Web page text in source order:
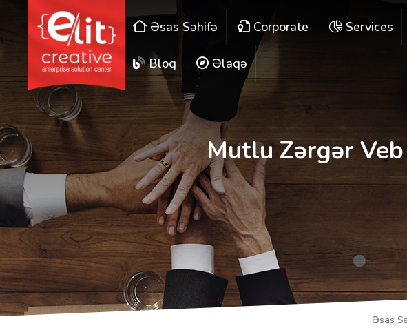
Əsas Səhifə Corporate Services
Bloq Əlaqə
Mutlu Zərgər
Əsas